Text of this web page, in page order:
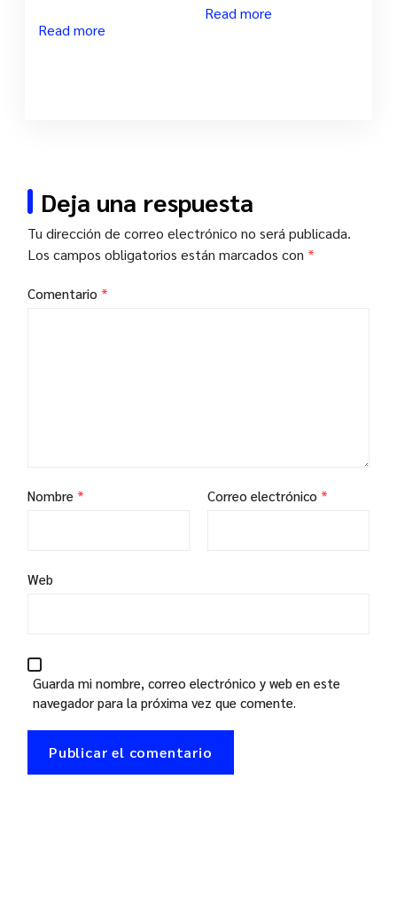
Read more
Read more
Deja una respuesta
Tu dirección de correo electrónico no será publicada.
Los campos obligatorios están marcados con *
Comentario *
Nombre * Correo electrónico *
Web
Guarda mi nombre, correo electrónico y web en este
navegador para la próxima vez que comente.